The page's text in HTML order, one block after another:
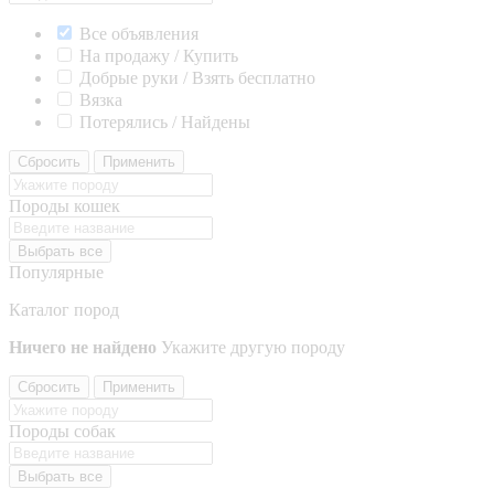
Все объявления
На продажу / Купить
Добрые руки / Взять бесплатно
Вязка
Потерялись / Найдены
Сбросить Применить
Породы кошек
Выбрать все
Популярные
Каталог пород
Ничего не найдено Укажите другую породу
Сбросить Применить
Породы собак
Выбрать все